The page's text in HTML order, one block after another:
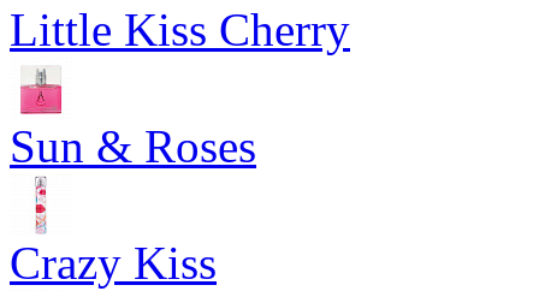
Little Kiss Cherry
Sun & Roses
Crazy Kiss